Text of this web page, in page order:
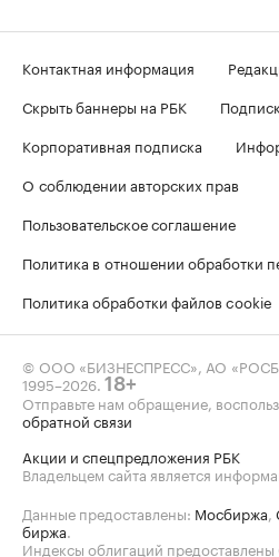
Контактная информация
Скрыть баннеры на РБК
Корпоративная подписка
О соблюдении авторских прав
Пользовательское соглашение
Политика в отношении обработки
Политика обработки файлов cookie
© ООО «БИЗНЕСПРЕСС», АО
1995–2026 18+
Отправьте нам обращение,
обратной связи
Акции и спецпредложения РБК
Владельцем сайта является
Данные предоставлены: Мосбиржа
биржа
Индексы облигаций предоставлены